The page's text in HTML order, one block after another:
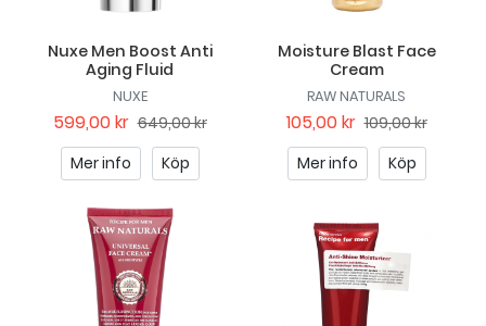
Nuxe Men Boost Anti
Aging Fluid
NUXE
599,00 kr 649,00 kr
Mer info
Köp
Moisture Blast Face
Cream
RAW NATURALS
105,00 kr 109,00 kr
Mer info
Köp